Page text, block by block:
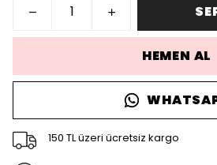
HEMEN AL
150 TL üzeri ücretsiz kargo